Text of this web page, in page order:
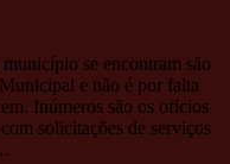
se encontram são
e não é por falta
Inúmeros são os ofícios
solicitações de serviços